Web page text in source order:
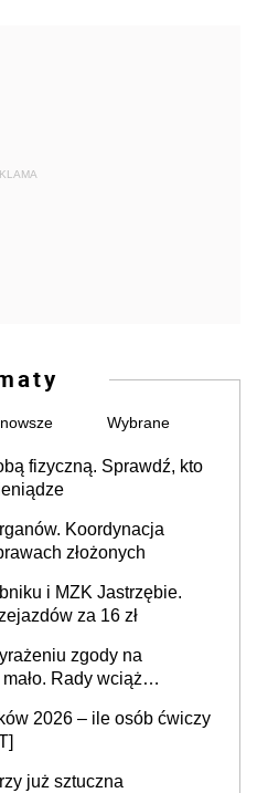
Wybrane
fizyczną. Sprawdź, kto
Koordynacja
złożonych
i MZK Jastrzębie.
za 16 zł
zgody na
Rady wciąż
2026 – ile osób ćwiczy
już sztuczna